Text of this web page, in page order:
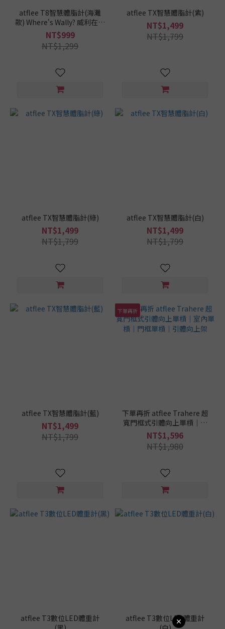
atflee T8智慧體脂計(海灘
款) Where's Wally? 威利在哪
裡聯名款
NT$999
NT$1,299
atflee TX智慧體脂計(紫)
NT$1,499
NT$1,799
atflee TX智慧體脂計(綠)
NT$1,499
NT$1,799
atflee TX智慧體脂計(白)
NT$1,499
NT$1,799
atflee TX智慧體脂計(藍)
NT$1,499
NT$1,799
下單再折
下單再折 atflee Trahere 超
寬門框式引體向上單槓｜室
內單槓｜門框單槓｜引體向
上架
NT$1,596
NT$1,980
atflee T3數位LED體重計
atflee T3數位LED體重計